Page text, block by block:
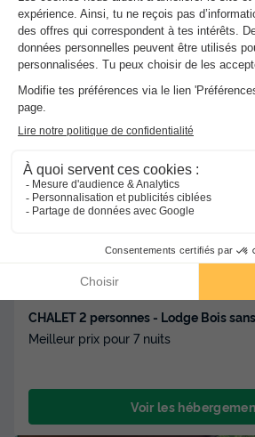
Camping La Cremade★★
Avis clients
10/10
Point Wifi gratuit Location de vélos
CHALET 2 personnes - Lodge Bois
Meilleur prix pour 7 nuits
Voir les